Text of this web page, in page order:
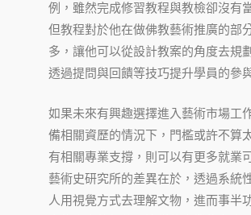
例，雖然完成修習教程與教檢卻沒有
但教程對於他在做佛教藝術推廣的部
多，讓他可以從設計教案的角度去規
透過提問與回饋等技巧提升學員的參
如果未來有興趣選擇進入藝術市場工
備相關資歷的情況下，門檻或許不算
有相關專業支撐，則可以有更多就業
藝術史研究所的差異在於，透過系統
人用視覺方式去理解文物，進而事半